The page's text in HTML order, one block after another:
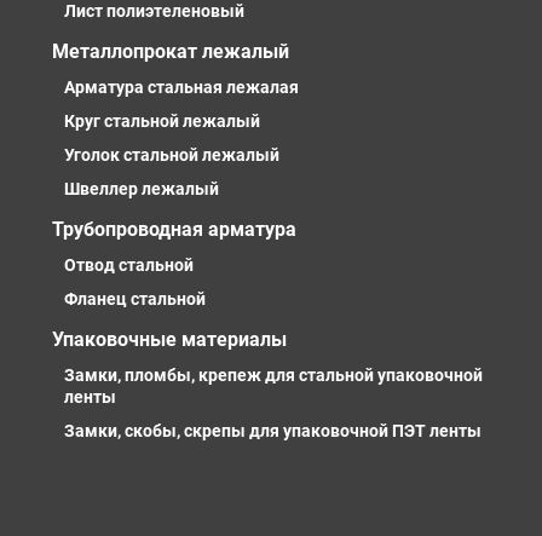
Лист полиэтеленовый
Металлопрокат лежалый
Арматура стальная лежалая
Круг стальной лежалый
Уголок стальной лежалый
Швеллер лежалый
Трубопроводная арматура
Отвод стальной
Фланец стальной
Упаковочные материалы
Замки, пломбы, крепеж для стальной упаковочной
ленты
Замки, скобы, скрепы для упаковочной ПЭТ ленты